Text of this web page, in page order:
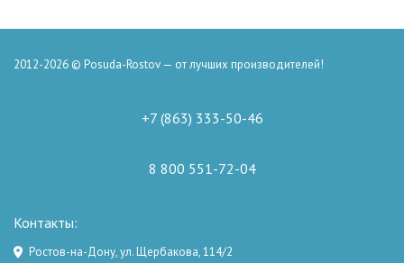
2012-2026 © Posuda-Rostov — от лучших производителей!
+7 (863) 333-50-46
8 800 551-72-04
Контакты:
Ростов-на-Дону, ул. Щербакова, 114/2